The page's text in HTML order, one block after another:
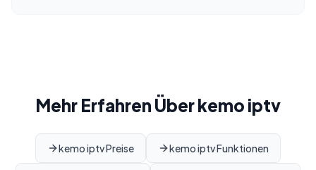
Mehr Erfahren Über kemo iptv
kemo iptv Preise kemo iptv Funktionen